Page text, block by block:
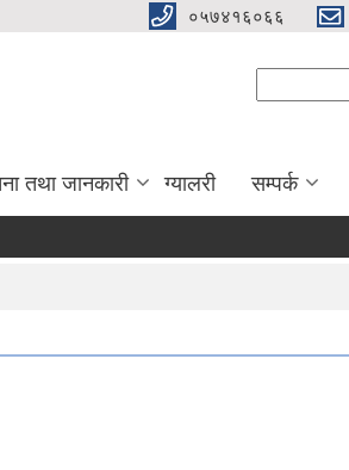
०५७४१६०६६
तथा जानकारी ग्यालरी सम्पर्क